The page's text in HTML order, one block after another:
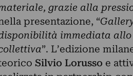
grazie alla
presentazione, “
immediata allo
”. L’edizione
Silvio Lorusso e